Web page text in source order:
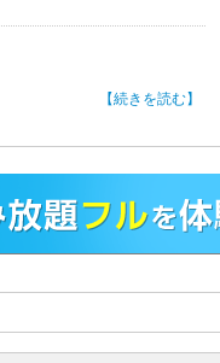
【続きを読む】